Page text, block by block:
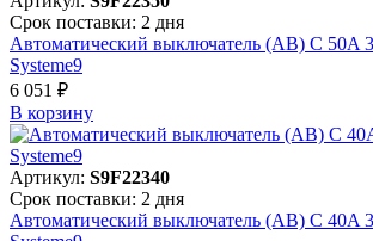
Срок поставки: 2 дня
Автоматический выключатель (АВ) C 50A
Systeme9
6 051 ₽
В корзинy
Артикул: S9F22340
Срок поставки: 2 дня
Автоматический выключатель (АВ) C 40A